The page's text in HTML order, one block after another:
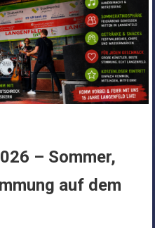
– Sommer,
auf dem